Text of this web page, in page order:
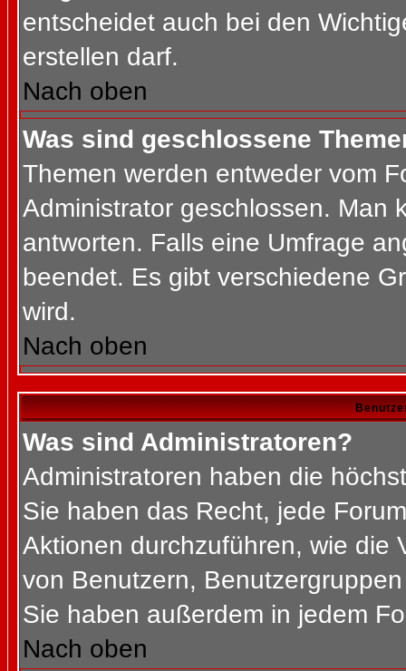
entscheidet auch bei den
erstellen darf.
Nach oben
Was sind geschlossene
Themen werden entweder vom
Administrator geschlossen. Man
antworten. Falls eine Umfrage
beendet. Es gibt verschiedene
wird.
Nach oben
Was sind Administratoren?
Administratoren haben die
Sie haben das Recht, jede
Aktionen durchzuführen, wie die
von Benutzern,
Sie haben außerdem in jedem
Nach oben